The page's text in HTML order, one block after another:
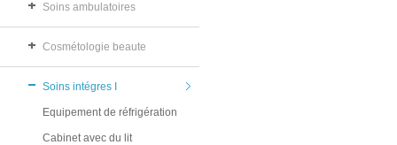
Soins ambulatoires
Cosmétologie beaute
Soins intégres I
Equipement de réfrigération
Cabinet avec du lit